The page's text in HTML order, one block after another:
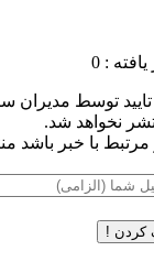
: 0
توسط مدیران
نخواهد شد.
با خبر باشد
کردن !